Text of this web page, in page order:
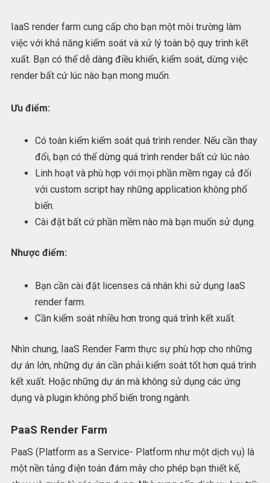
IaaS render farm cung cấp cho bạn một môi trường làm
việc với khả năng kiểm soát và xử lý toàn bộ quy trình kết
xuất. Bạn có thể dễ dàng điều khiển, kiểm soát, dừng việc
render bất cứ lúc nào bạn mong muốn.
Ưu điểm:
Có toàn kiểm kiểm soát quá trình render. Nếu cần thay
đổi, bạn có thể dừng quá trình render bất cứ lúc nào.
Linh hoạt và phù hợp với mọi phần mềm ngay cả đối
với custom script hay những application không phổ
biến.
Cài đặt bất cứ phần mềm nào mà bạn muốn sử dụng.
Nhược điểm:
Bạn cần cài đặt licenses cá nhân khi sử dụng IaaS
render farm.
Cần kiểm soát nhiều hơn trong quá trình kết xuất.
Nhìn chung, IaaS Render Farm thực sự phù hợp cho những
dự án lớn, những dự án cần phải kiểm soát tốt hơn quá trình
kết xuất. Hoặc những dự án mà không sử dụng các ứng
dụng và plugin không phổ biến trong ngành.
PaaS Render Farm
PaaS (Platform as a Service- Platform như một dịch vụ) là
một nền tảng điện toán đám mây cho phép bạn thiết kế,